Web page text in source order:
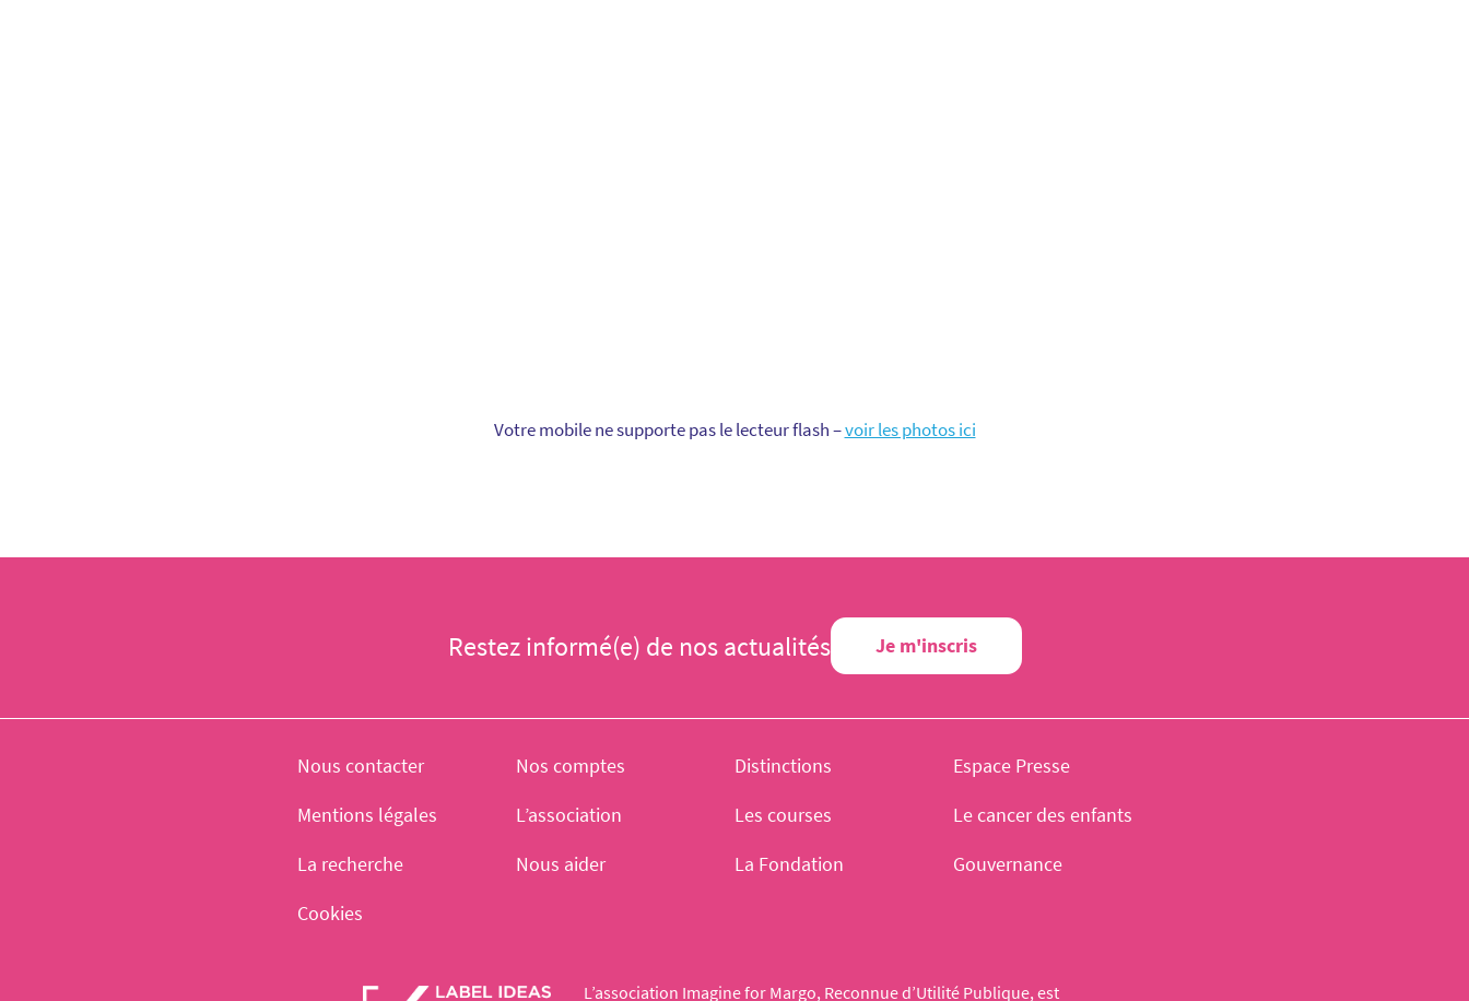
Votre mobile ne supporte pas le lecteur flash –voir les photos ici
Restez informé(e) de nos actualités Je m'inscris
L’association Imagine for Margo, Reconnue d’Utilité Publique, est
Nous contacter Nos comptes Distinctions
Espace Presse
Mentions légales
L’association Les courses
Le cancer des enfants
La recherche
Nous aider La Fondation
Gouvernance
Cookies